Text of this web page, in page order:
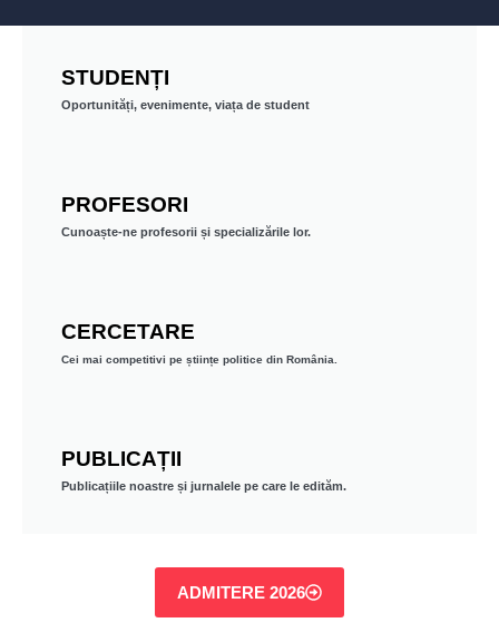
STUDENȚI
Oportunități, evenimente, viața de student
PROFESORI
Cunoaște-ne profesorii și specializările lor.
CERCETARE
Cei mai competitivi pe științe politice din România.
PUBLICAȚII
Publicațiile noastre și jurnalele pe care le edităm.
ADMITERE 2026